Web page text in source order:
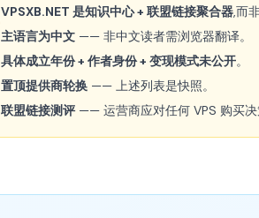
VPSXB.NET 是知识中心 + 联盟链接聚合器,而
主语言为中文 —— 非中文读者需浏览器翻译。
具体成立年份 + 作者身份 + 变现模式未公开。
置顶提供商轮换 —— 上述列表是快照。
联盟链接测评—— 运营商应对任何 VPS 购买决